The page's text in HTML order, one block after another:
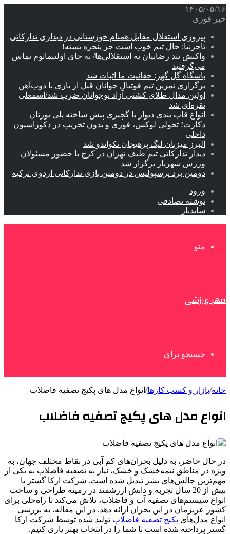
۱۴۰۵/۰۵/۱۶
خبر فوری
پیروزی استقلال مقابل همنام خوزستانی در دیداری تدارکاتی
تاجرنیا: حال تیم خوب است جز پنجره بسته!
واکنش تند رضاییان به استقلالی‌ها/ به جای اولتیماتوم تماس
می‌گرفتید
باشگاه گل گهر: حقانیت ما اثبات شد
برگزاری تمرین تیم فوتبال جوانان قبل از بازی با ذوب‌آهن
اولین مدال طلای کشتی آزاد نوجوانان ضرب شد/اسمعلی
نقره‌ای شد
انواع قاب بندی دیوار با گچبری پیش ساخته پلی یورتان
دکارت؛ تحولی لوکس، فوری و بدون تخریب در دکوراسیون
داخلی
البرز میزبان لیگ پرهیجان تکواندو شد
دیدار تدارکاتی تیم طیف تهران در کرج با حضور مسئولان
ورزش شهریار برگزار شد
دومین برد پرسپولیس در دومین بازی تدارکاتی اردوی ترکیه
ورود
نوشته تصادفی
سایدبار
منو
مهر ورزشی
جستجو برای
خانه/بازار و کسب کارها/ انواع مدل های پکیج تصفیه فاضلاب
انواع مدل های پکیج تصفیه فاضلاب
در حال حاضر، به دلیل بحران‌های کم آبی در نقاط مختلف جهان، به
ویژه در مناطق نیمه‌خشک و خشک، نیاز به تصفیه فاضلاب به یکی از
مهم‌ترین چالش‌های بشر تبدیل شده است. شرکت ارکا گستر با
بیش از 20 سال تجربه و دانش ارزشمند در زمینه طراحی و ساخت
انواع سیستم‌های تصفیه آب و فاضلاب، تلاش می‌کند تا راه‌حلی برای
کشور عزیزمان در این بحران ارائه دهد. در این مقاله، به بررسی
انواع مدل‌های پکیج تصفیه فاضلاب تولید شده توسط شرکت ارکا
گستر پرداخته شده است تا شما را در انتخاب بهتر یاری کنیم.